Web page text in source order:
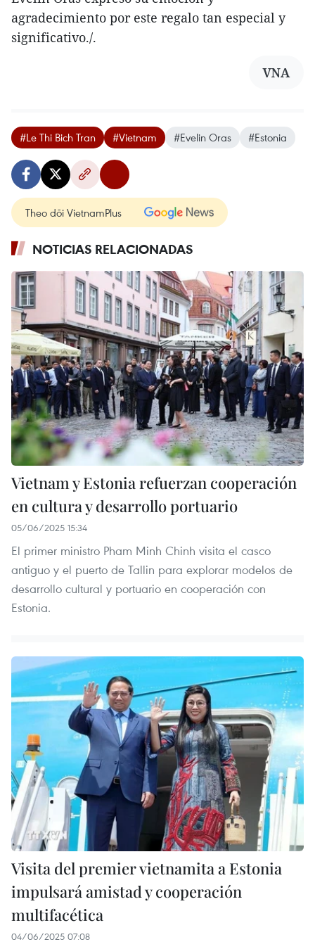
agradecimiento por este regalo tan especial y
significativo./.
VNA
#Le Thi Bich Tran #Vietnam #Evelin Oras #Estonia
Theo dõi VietnamPlus
NOTICIAS RELACIONADAS
Vietnam y Estonia refuerzan cooperación
en cultura y desarrollo portuario
05/06/2025 15:34
El primer ministro Pham Minh Chinh visita el casco
antiguo y el puerto de Tallin para explorar modelos de
desarrollo cultural y portuario en cooperación con
Estonia.
Visita del premier vietnamita a Estonia
impulsará amistad y cooperación
multifacética
04/06/2025 07:08